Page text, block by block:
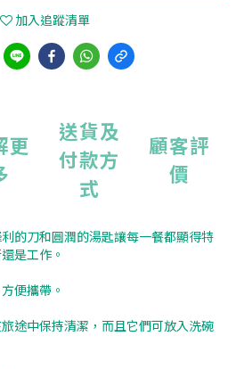
加入追蹤清單
更
送貨及
付款方
式
顧客評
價
的刀和圓潤的湯匙讓每一餐都顯得特
是工作。
便攜帶。
途中保持清潔，而且它們可放入洗碗